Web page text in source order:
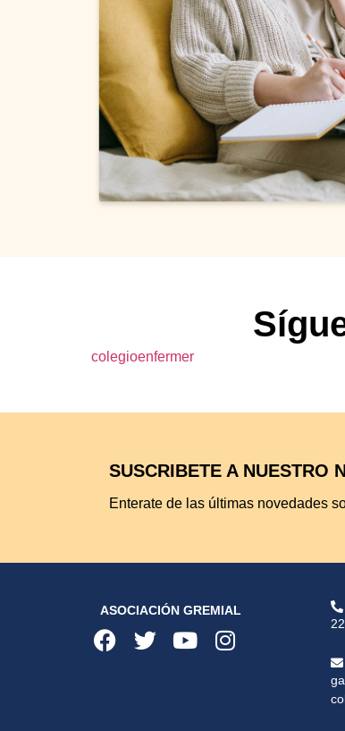
colegioenfermer
SUSCRIBETE A NUESTRO
Enterate de las últimas novedades
ASOCIACIÓN GREMIAL